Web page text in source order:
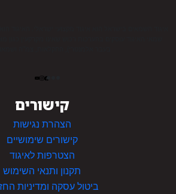
קישורים
הצהרת נגישות
קישורים שימושיים
הצטרפות לאיגוד
תקנון ותנאי השימוש
ביטול עסקה ומדיניות